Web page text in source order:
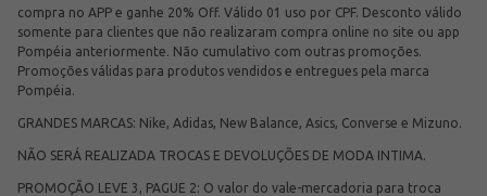
compra no APP e ganhe 20% Off. Válido 01 uso por CPF. Desconto válido
somente para clientes que não realizaram compra online no site ou app
Pompéia anteriormente. Não cumulativo com outras promoções.
Promoções válidas para produtos vendidos e entregues pela marca
Pompéia.
GRANDES MARCAS: Nike, Adidas, New Balance, Asics, Converse e Mizuno.
NÃO SERÁ REALIZADA TROCAS E DEVOLUÇÕES DE MODA INTIMA.
PROMOÇÃO LEVE 3, PAGUE 2: O valor do vale-mercadoria para troca